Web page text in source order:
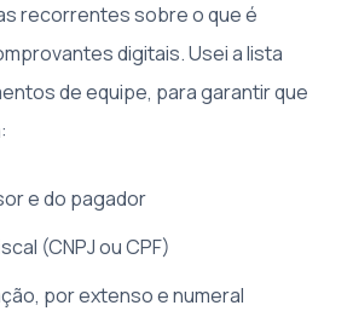
recorrentes sobre o que é
digitais. Usei a lista
de equipe, para garantir que
e do pagador
(CNPJ ou CPF)
por extenso e numeral